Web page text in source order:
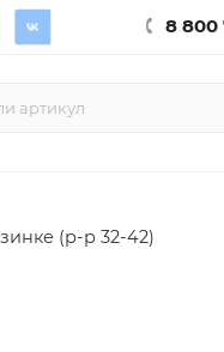
8 800
(р-р 32-42)